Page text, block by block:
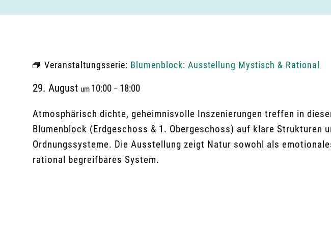
Veranstaltungsserie: Blumenblock: Ausstellung Mystisch & Rational
29. August um 10:00 – 18:00
Atmosphärisch dichte, geheimnisvolle Inszenierungen treffen in
Blumenblock (Erdgeschoss & 1. Obergeschoss) auf klare Strukturen
Ordnungssysteme. Die Ausstellung zeigt Natur sowohl als
rational begreifbares System.